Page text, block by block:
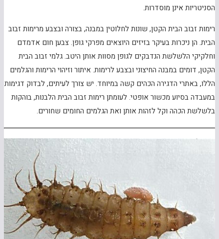
הסניטריות אינן מוסדרות.
רימות זבוב הבית הקטן, שונות לחלוטין במבנה, בצורה ובצבע מרימות זבוב
הבית. הן ניכרות בעיקר בזיזים היוצאים מפרקי גופן. צבען חום אדמדם
וחלקיקי הלשלשת הנדבקים לגופן מסוות אותן היטב. גלמי זבוב הבית
הקטן, דומים במבנה החיצוני ובצבע לרימות. איתור וזיהוי הרימות והגלמים
הללו, באתרי הדגירה הכהים קשה במיוחד. יש צורך לעיתים, לבדוק דגימות
במעבדה בסיוע מכשור אופטי. לעומתן רימות זבוב הבית הלבנות, בוהקות
בלשלשת הכהה וקל לזהות אותן ואת הגלמים החומים שחורים.